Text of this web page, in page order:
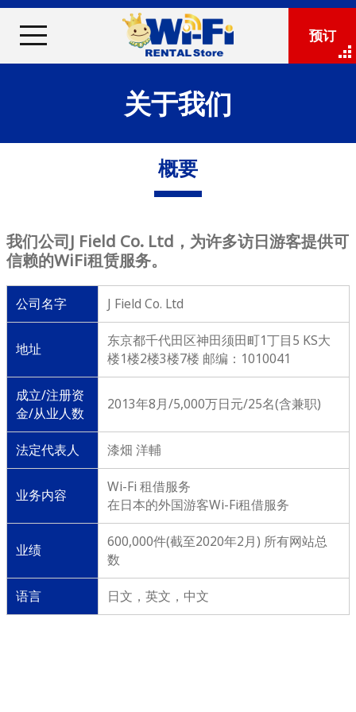
预订
关于我们
概要
我们公司J Field Co. Ltd，为许多访日游客提供可
信赖的WiFi租赁服务。
公司名字 J Field Co. Ltd
地址
东京都千代田区神田须田町1丁目5 KS大
楼1楼2楼3楼7楼 邮编：1010041
成立/注册资
金/从业人数
2013年8月/5,000万日元/25名(含兼职)
法定代表人 漆畑 洋輔
业务内容
Wi-Fi 租借服务
在日本的外国游客Wi-Fi租借服务
业绩
600,000件(截至2020年2月) 所有网站总
数
语言 日文，英文，中文